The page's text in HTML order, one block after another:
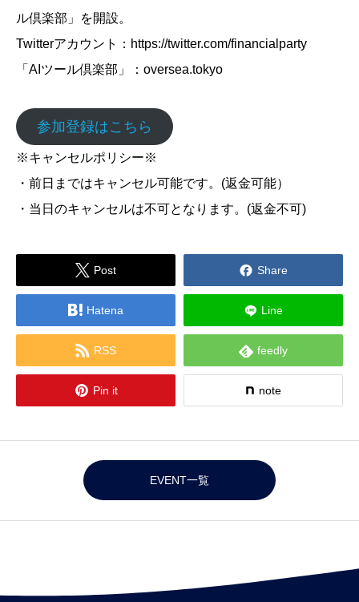
ル倶楽部」を開設。
Twitterアカウント：https://twitter.com/financialparty
「AIツール倶楽部」：oversea.tokyo
参加登録はこちら
※キャンセルポリシー※
・前日まではキャンセル可能です。(返金可能）
・当日のキャンセルは不可となります。(返金不可)
 Post  Share
 Hatena Line
 RSS  feedly
 Pin it note
EVENT一覧